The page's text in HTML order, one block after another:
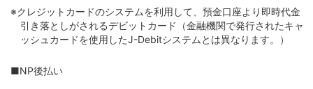
※クレジットカードのシステムを利用して、預金口座より即時代金
引き落としがされるデビットカード（金融機関で発行されたキャ
ッシュカードを使用したJ-Debitシステムとは異なります。）
■NP後払い